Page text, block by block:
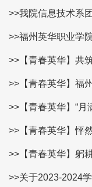
>>我院信息技术系
>>福州英华职业学
>>【青春英华】共
>>【青春英华】福
>>【青春英华】“月
>>【青春英华】怦
>>【青春英华】躬
>>关于2023-2024